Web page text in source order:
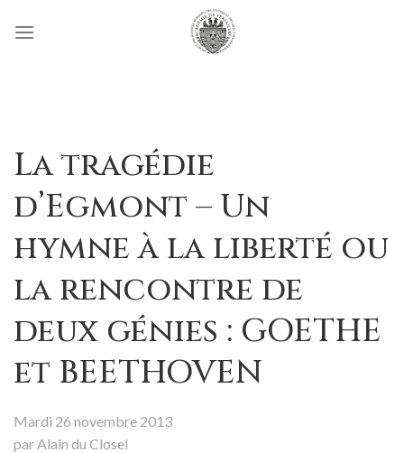
La tragédie
d’Egmont – Un
hymne à la liberté ou
la rencontre de
deux génies : GOETHE
et BEETHOVEN
Mardi 26 novembre 2013
par Alain du Closel